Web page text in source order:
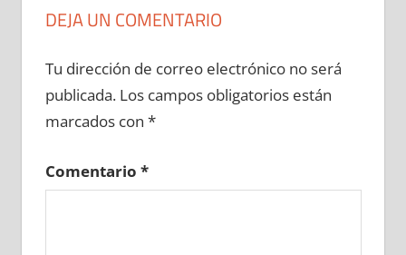
DEJA UN COMENTARIO
Tu dirección de correo electrónico no será
publicada. Los campos obligatorios están
marcados con *
Comentario *